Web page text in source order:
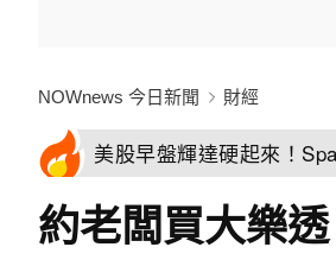
NOWnews 今日新聞 財經
美股早盤輝達硬起來！
約老闆買大樂